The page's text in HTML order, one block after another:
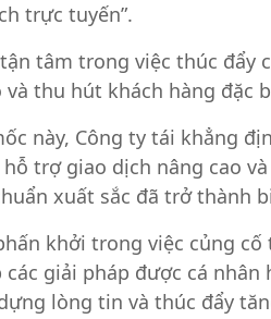
trực tuyến”.
tâm trong việc thúc
thu hút khách hàng đặc
này, Công ty tái khẳng
trợ giao dịch nâng cao
xuất sắc đã trở thành
khởi trong việc củng
giải pháp được cá
lòng tin và thúc đẩy